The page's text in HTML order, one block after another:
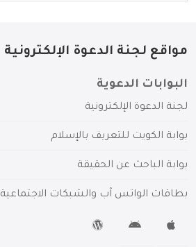
مواقع لجنة الدعوة الإلكترونية
البوابات الدعوية
لجنة الدعوة الإلكترونية
بوابة الكويت للتعريف بالإسلام
بوابة الباحث عن الحقيقة
بطاقات الواتس آب والشبكات الاجتماعية